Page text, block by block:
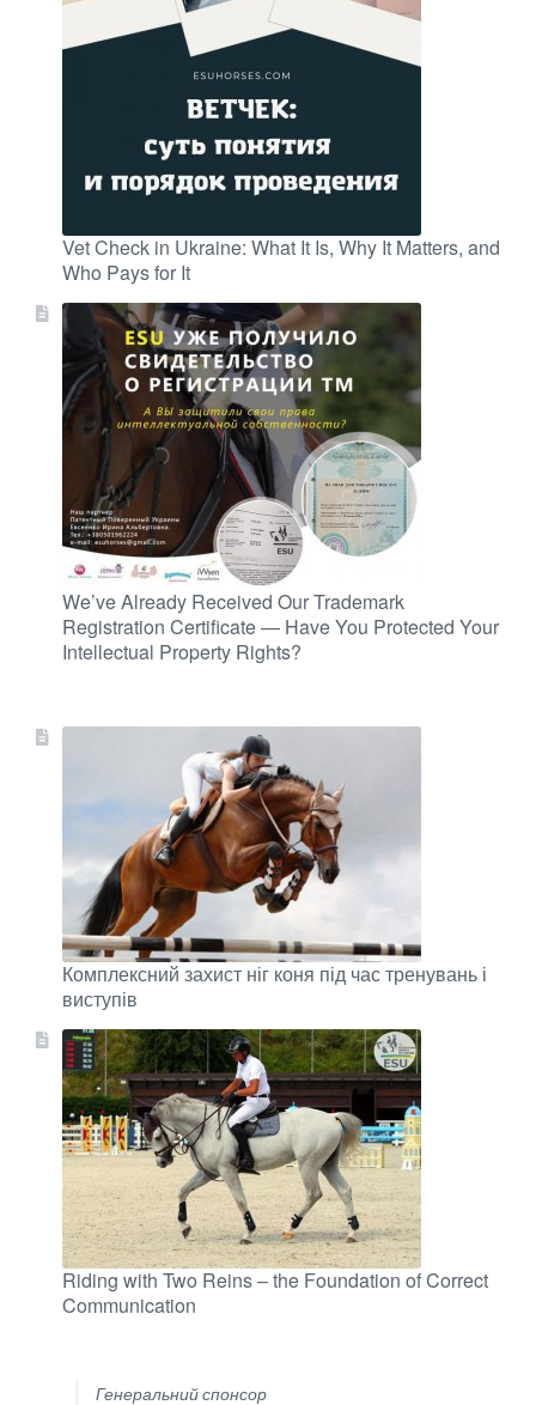
Vet Check in Ukraine: What It Is, Why It Matters, and
Who Pays for It
We’ve Already Received Our Trademark
Registration Certificate — Have You Protected Your
Intellectual Property Rights?
Комплексний захист ніг коня під час тренувань і
виступів
Riding with Two Reins – the Foundation of Correct
Communication
Генеральний спонсор